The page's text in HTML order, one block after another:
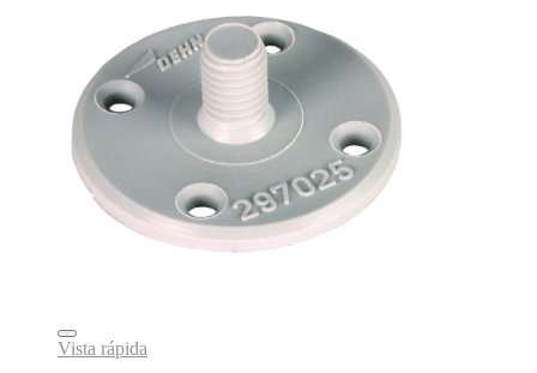
Vista rápida